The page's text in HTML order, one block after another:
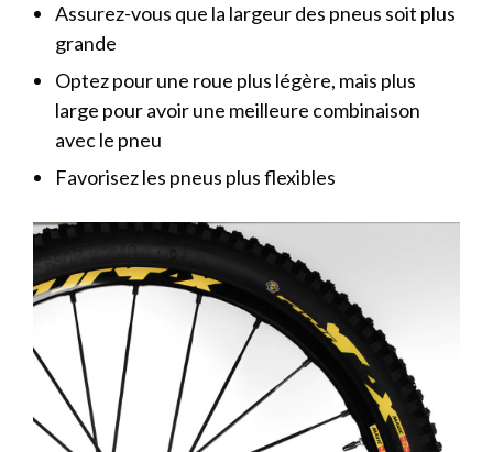
Assurez-vous que la largeur des pneus soit plus
grande
Optez pour une roue plus légère, mais plus
large pour avoir une meilleure combinaison
avec le pneu
Favorisez les pneus plus flexibles